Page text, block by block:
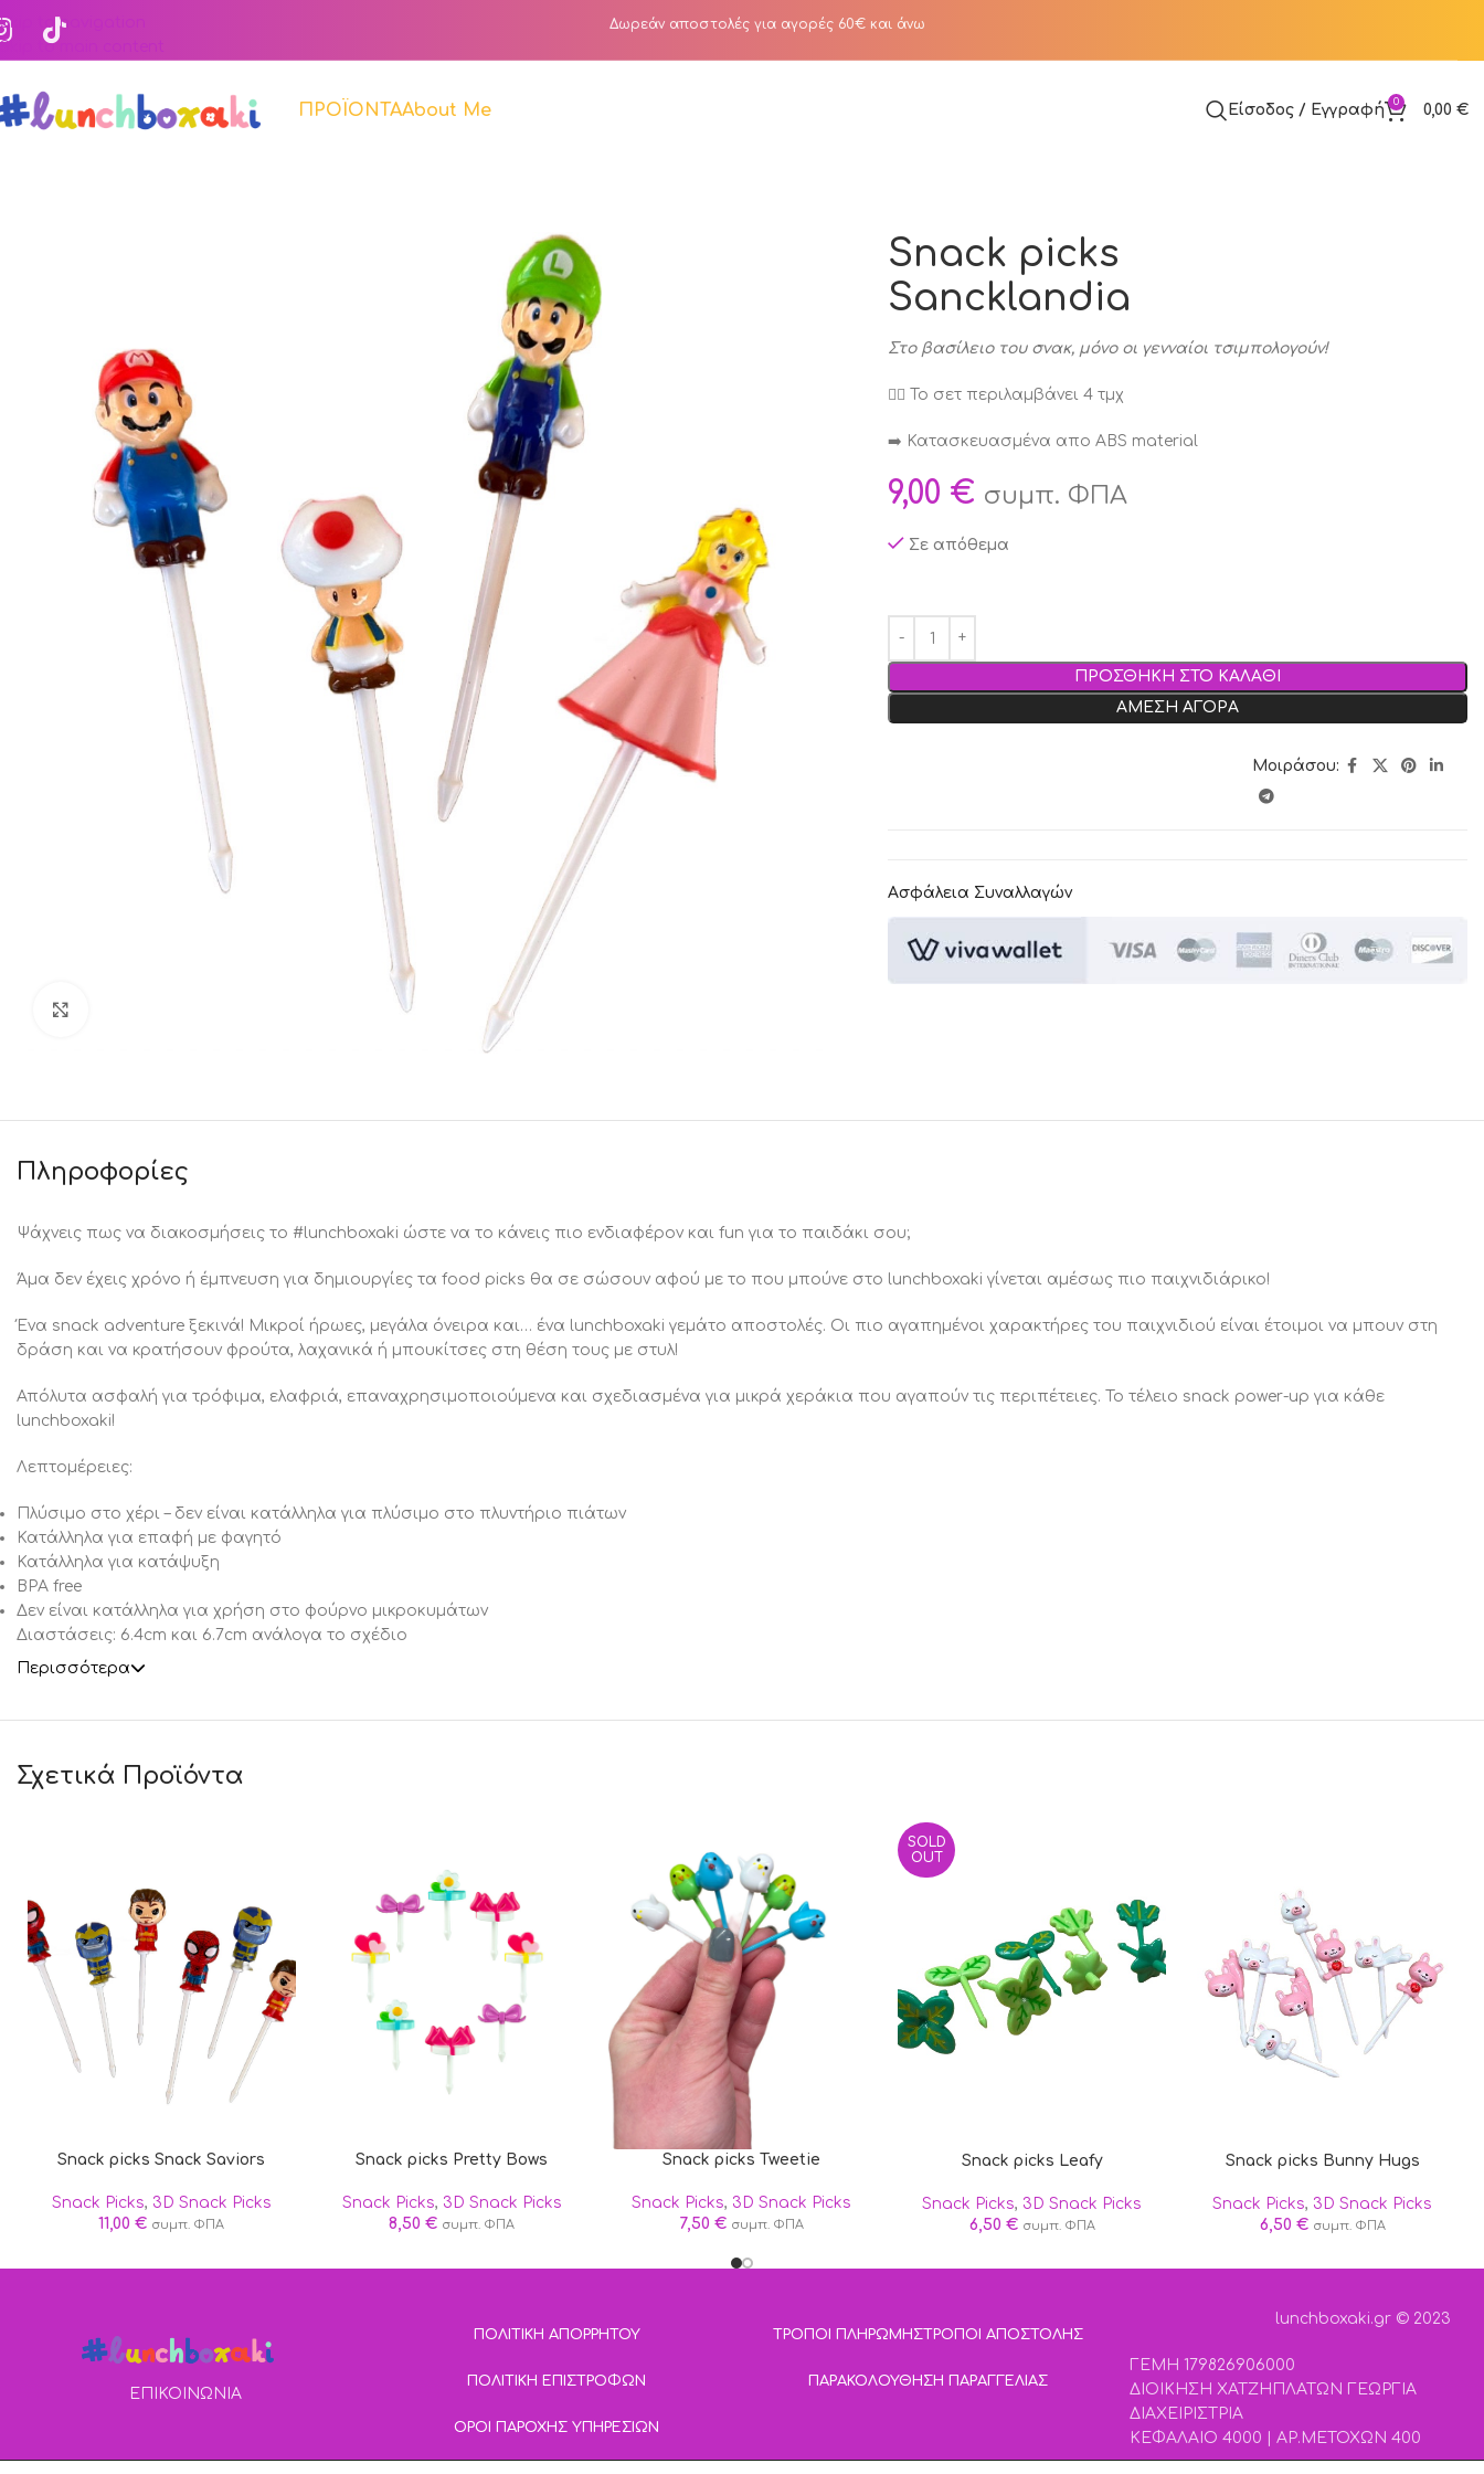
Skip to navigation
Skip to main content
Δωρεάν αποστολές για αγορές 60€ και άνω
ΠΡΟΪΟΝΤΑAbout Me Είσοδος / Εγγραφή 0 0,00 €
Snack picks
Sancklandia
Στο βασίλειο του σνακ, μόνο οι γενναίοι τσιμπολογούν!
👉🏻 Το σετ περιλαμβάνει 4 τμχ
➡️ Κατασκευασμένα απο ABS material
9,00 € συμπ. ΦΠΑ
Σε απόθεμα
ΠΡΟΣΘΗΚΗ ΣΤΟ ΚΑΛΑΘΙ
ΑΜΕΣΗ ΑΓΟΡΑ
Μοιράσου:
Ασφάλεια Συναλλαγών
Πληροφορίες
Ψάχνεις πως να διακοσμήσεις το #lunchboxaki ώστε να το κάνεις πιο ενδιαφέρον και fun για το παιδάκι σου;
Άμα δεν έχεις χρόνο ή έμπνευση για δημιουργίες τα food picks θα σε σώσουν αφού με το που μπούνε στο lunchboxaki γίνεται αμέσως πιο παιχνιδιάρικο!
Ένα snack adventure ξεκινά! Μικροί ήρωες, μεγάλα όνειρα και… ένα lunchboxaki γεμάτο αποστολές. Οι πιο αγαπημένοι χαρακτήρες του παιχνιδιού είναι έτοιμοι να μπουν στη
δράση και να κρατήσουν φρούτα, λαχανικά ή μπουκίτσες στη θέση τους με στυλ!
Απόλυτα ασφαλή για τρόφιμα, ελαφριά, επαναχρησιμοποιούμενα και σχεδιασμένα για μικρά χεράκια που αγαπούν τις περιπέτειες. Το τέλειο snack power-up για κάθε
lunchboxaki!
Λεπτομέρειες:
Πλύσιμο στο χέρι – δεν είναι κατάλληλα για πλύσιμο στο πλυντήριο πιάτων
Κατάλληλα για επαφή με φαγητό
Κατάλληλα για κατάψυξη
BPA free
Δεν είναι κατάλληλα για χρήση στο φούρνο μικροκυμάτων
Διαστάσεις: 6.4cm και 6.7cm ανάλογα το σχέδιο
Περισσότερα
Σχετικά Προϊόντα
Snack picks Snack Saviors
Snack Picks, 3D Snack Picks
11,00€ συμπ. ΦΠΑ
Snack picks Pretty Bows
Snack Picks, 3D Snack Picks
8,50€ συμπ. ΦΠΑ
Snack picks Tweetie
Snack Picks, 3D Snack Picks
7,50 € συμπ. ΦΠΑ
SOLD
OUT
Snack picks Leafy
Snack Picks, 3D Snack Picks
6,50 € συμπ. ΦΠΑ
Snack picks Bunny Hugs
Snack Picks, 3D Snack Picks
6,50 € συμπ. ΦΠΑ
ΕΠΙΚΟΙΝΩΝΙΑ
ΠΟΛΙΤΙΚΗ ΑΠΟΡΡΗΤΟΥ
ΠΟΛΙΤΙΚΗ ΕΠΙΣΤΡΟΦΩΝ
ΟΡΟΙ ΠΑΡΟΧΗΣ ΥΠΗΡΕΣΙΩΝ
ΤΡΟΠΟΙ ΠΛΗΡΩΜΗΣΤΡΟΠΟΙ ΑΠΟΣΤΟΛΗΣ
ΠΑΡΑΚΟΛΟΥΘΗΣΗ ΠΑΡΑΓΓΕΛΙΑΣ
lunchboxaki.gr © 2023
ΓΕΜΗ 179826906000
ΔΙΟΙΚΗΣΗ ΧΑΤΖΗΠΛΑΤΩΝ ΓΕΩΡΓΙΑ
ΔΙΑΧΕΙΡΙΣΤΡΙΑ
ΚΕΦΑΛΑΙΟ 4000 | ΑΡ.ΜΕΤΟΧΩΝ 400